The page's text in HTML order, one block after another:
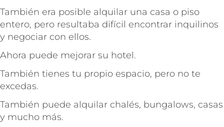
También era posible alquilar una casa o piso
entero, pero resultaba difícil encontrar inquilinos
y negociar con ellos.
Ahora puede mejorar su hotel.
También tienes tu propio espacio, pero no te
excedas.
También puede alquilar chalés, bungalows, casas
y mucho más.